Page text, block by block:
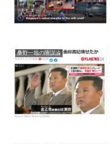
桑野一哉の陰謀論